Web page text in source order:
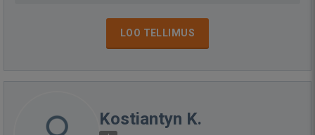
LOO TELLIMUS
Kostiantyn K.